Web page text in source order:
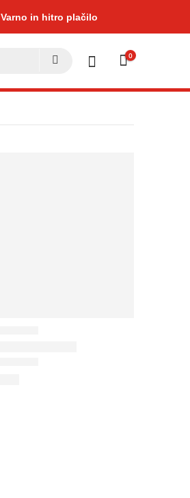
Varno in hitro plačilo
0